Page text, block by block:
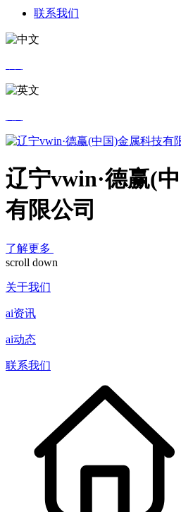
联系我们
辽宁vwin·德赢(
有限公司
了解更多
scroll down
关于我们
ai资讯
ai动态
联系我们